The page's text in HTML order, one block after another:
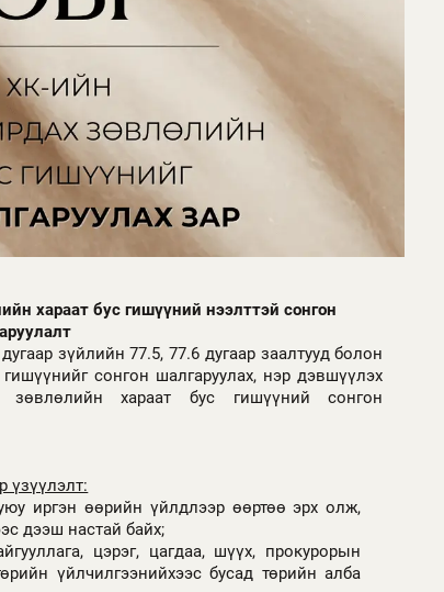
хараат бус гишүүний нээлттэй сонгон
зүйлийн 77.5, 77.6 дугаар заалтууд болон
сонгон шалгаруулах, нэр дэвшүүлэх
зөвлөлийн хараат бус гишүүний сонгон
үзүүлэлт:
иргэн өөрийн үйлдлээр өөртөө эрх олж,
дээш настай байх;
цэрэг, цагдаа, шүүх, прокурорын
үйлчилгээнийхээс бусад төрийн алба